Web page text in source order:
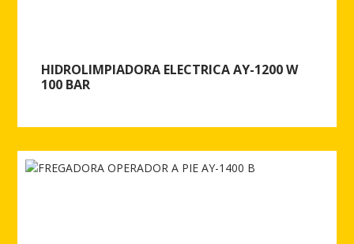
HIDROLIMPIADORA ELECTRICA AY-1200 W
100 BAR